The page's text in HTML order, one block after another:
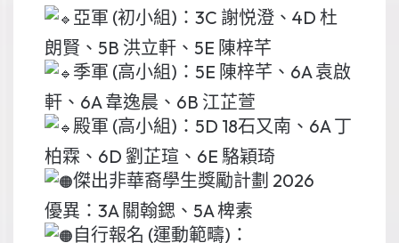
亞軍 (初小組)：3C 謝悦澄、4D 杜
朗賢、5B 洪立軒、5E 陳梓芊
季軍 (高小組)：5E 陳梓芊、6A 袁啟
軒、6A 韋逸晨、6B 江芷萱
殿軍 (高小組)：5D 18石又南、6A 丁
柏霖、6D 劉芷瑄、6E 駱穎琦
傑出非華裔學生獎勵計劃 2026
優異：3A 關翰鍶、5A 椑素
自行報名 (運動範疇)：